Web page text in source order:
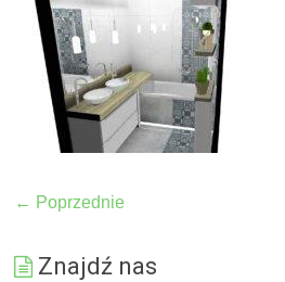
← Poprzednie
Znajdź nas